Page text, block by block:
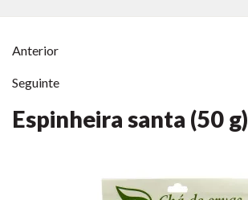
Anterior
Seguinte
Espinheira santa (50 g)